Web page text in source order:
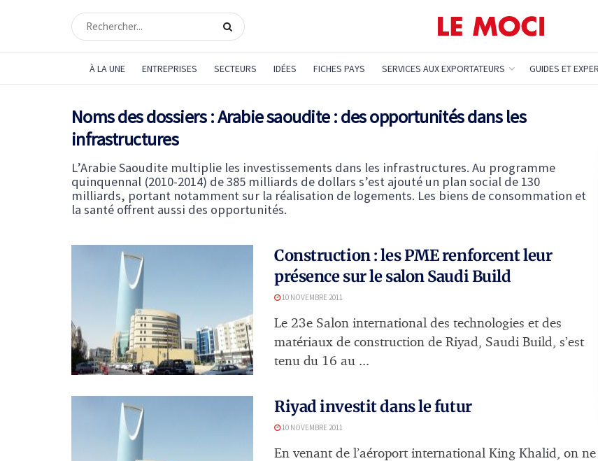
À LA UNE ENTREPRISES SECTEURS IDÉES FICHES PAYS SERVICES AUX EXPORTATEURS GUIDES ET
Noms des dossiers :Arabie saoudite : des opportunités dans les
infrastructures
L’Arabie Saoudite multiplie les investissements dans les infrastructures. Au programme
quinquennal (2010-2014) de 385 milliards de dollars s’est ajouté un plan social de 130
milliards, portant notamment sur la réalisation de logements. Les biens de consommation et
la santé offrent aussi des opportunités.
Construction : les PME renforcent leur
présence sur le salon Saudi Build
10 NOVEMBRE 2011
Le 23e Salon international des technologies et des
matériaux de construction de Riyad, Saudi Build, s’est
tenu du 16 au ...
Riyad investit dans le futur
10 NOVEMBRE 2011
En venant de l’aéroport international King Khalid, on ne